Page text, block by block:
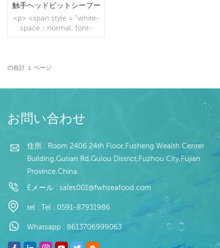
触手ヘッドビットシーフー
ドサプライヤー
<p> <span style = "white-
space：normal; font-
family：MicrosoftYaHei;">
space：normal; font-
</ span> <span style =
YaHei;">名前：</span>白
紙のイカの触手スライス
space：normal;">仕様：
お客様の仕様</ p> <pstyle
= "white-space：
normal;">プロセス：ガッ
ト、ボイルド<br />グレー
タマイズ可能）<br/>パッ
グ、10kg/ウーブンバッグ
p> <p style = "white-
の合計 1 ページ
お問い合わせ
住所 : Room 2406 24th Floor,Fusheng Wealth Center
Building,Gutian Rd,Gulou District,Fuzhou City,Fujian
Province,China.
Eメール : sales001@fwhseafood.com
tel : Tel : 0591-87931986
Whatsapp : 8613706999063